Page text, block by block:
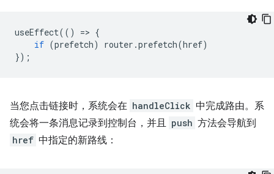
useEffect(() => {
if (prefetch) router .prefetch(href)
});
当您点击链接时，系统会在 handleClick 中完成路由。系
统会将一条消息记录到控制台，并且 push 方法会导航到
href 中指定的新路线：